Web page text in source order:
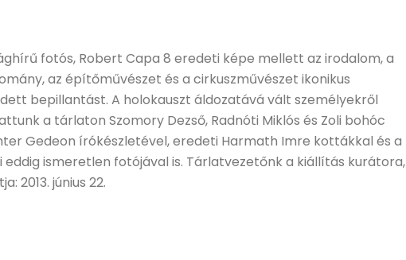
fotós, Robert Capa 8 eredeti képe mellett az irodalom, a
az építőművészet és a cirkuszművészet ikonikus
bepillantást. A holokauszt áldozatává vált személyekről
a tárlaton Szomory Dezső, Radnóti Miklós és Zoli bohóc
Gedeon írókészletével, eredeti Harmath Imre kottákkal és a
eddig ismeretlen fotójával is. Tárlatvezetőnk a kiállítás kurátora,
2013. június 22.